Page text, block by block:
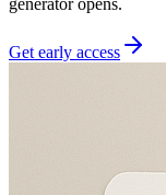
Get early access